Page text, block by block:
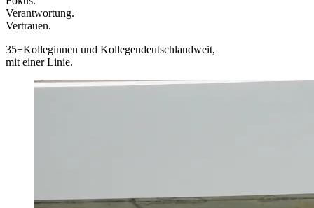
Verantwortung.
Vertrauen.
35+Kolleginnen und Kollegendeutschlandweit,
mit einer Linie.